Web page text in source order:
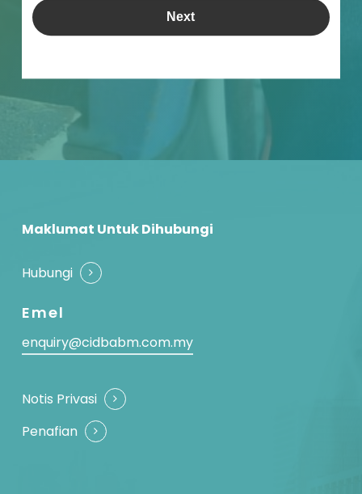
Maklumat Untuk Dihubungi
Hubungi
Emel
enquiry@cidbabm.com.my
Notis Privasi
Penafian